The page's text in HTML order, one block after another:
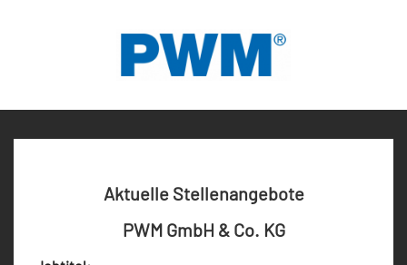
Aktuelle Stellenangebote
PWM GmbH & Co. KG